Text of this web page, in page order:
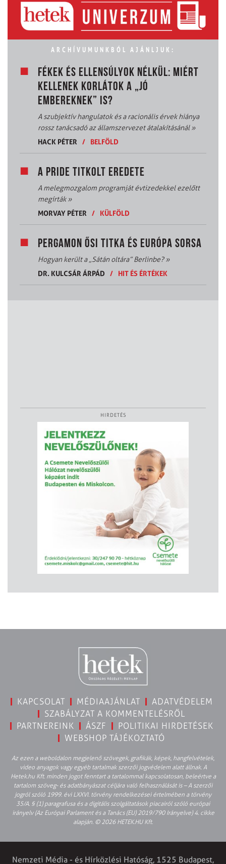
ARCHÍVUMUNKBÓL AJÁNLJUK:
FÉKEK ÉS ELLENSÚLYOK NÉLKÜL: MIÉRT
KELLENEK KORLÁTOK A „JÓ
EMBEREKNEK” IS?
A szubjektív hangulatok és a racionális érvek hiánya
rossz tanácsadó az államszervezet átalakításánál»
HACK PÉTER
/ BELFÖLD
A PRIDE TITKOLT EREDETE
A melegmozgalom programját évtizedekkel ezelőtt
megírták»
MORVAY PÉTER
/ KÜLFÖLD
PERGAMON ŐSI TITKA ÉS EURÓPA SORSA
Hogyan került a „Sátán oltára” Berlinbe?»
DR. KULCSÁR ÁRPÁD
/ HIT ÉS ÉRTÉKEK
HIRDETÉS
KAPCSOLAT MÉDIAAJÁNLAT
ADATVÉDELEM
SZABÁLYZAT A KOMMENTELÉSRŐL
PARTNEREINK
ÁSZF
POLITIKAI HIRDETÉSEK
WEBSHOP TÁJÉKOZTATÓ
Az ezen a weboldalon megjelenő szövegek, grafikák, képek, hangfelvételek,
video anyagok vagy egyéb tartalmak szerzői jogvédelem alatt állnak. A
Hetek.hu Kft. minden jogot fenntart a tartalommal kapcsolatosan, beleértve a
tartalom szöveg- és adatbányászat céljára való felhasználását is – A szerzői
jogról szóló 1999. évi LXXVI. törvény rendelkezései értelmében a törvény
35/A. § (1) paragrafusa és a digitális szolgáltatások piacairól szóló európai
irányelv (Az Európai Parlament és a Tanács (EU) 2019/790 Irányelve) 4. cikke
alapján. © 2026 HETEK.HU Kft.
Nemzeti Média - és Hírközlési Hatóság, 1525 Budapest,